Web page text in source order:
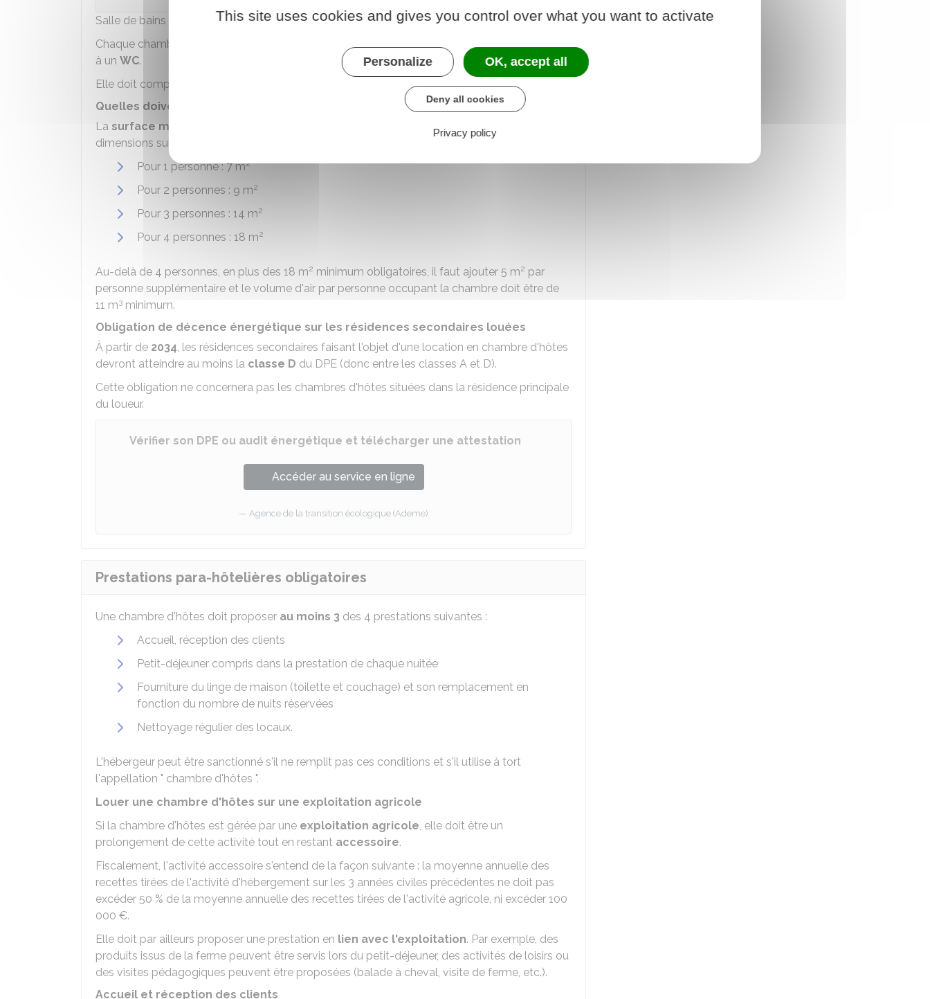
Salle de bains et sanitaires
Chaque chambre doit donner
(directement ou indirectement) à unesalle de bainset
à un WC.
Elle doit comporter au minimum 1 salle de bains et 1 sanitaire pour 5 personnes.
Quelles doivent être les dimensions de la chambre ?
La surface minimale
au sol de la chambre, hors installations sanitaires, doit respecter les
dimensions suivantes :
Pour 1 personne : 7 m2
Pour 2 personnes : 9 m2
Pour 3 personnes : 14 m2
Pour 4 personnes : 18 m2
Au-delà de 4 personnes, en plus des 18 m2 minimum obligatoires, il faut ajouter 5 m2 par
personne supplémentaire et le volume d'air par personne occupant la chambre doit être de
11 m3 minimum.
Obligation de décence énergétique sur les résidences secondaires louées
À partir de 2034, les résidences secondaires faisant l'objet d'une location en chambre d'hôtes
devront atteindre au moins la classe D du DPE (donc entre les classes A et D).
Cette obligation ne concernera pas les chambres d'hôtes situées dans la résidence principale
du loueur.
Vérifier son DPE ou audit énergétique et télécharger une attestation
Accéder au service en ligne
Agence de la transition écologique (Ademe)
Prestations para-hôtelières obligatoires
Une chambre d'hôtes doit proposer au moins 3 des 4 prestations suivantes :
Accueil, réception des clients
Petit-déjeuner compris dans la prestation de chaque nuitée
Fourniture du linge de maison (toilette et couchage) et son remplacement en
fonction du nombre de nuits réservées
Nettoyage régulier des locaux.
L'hébergeur peut être sanctionné s'il ne remplit pas ces conditions et s'il utilise à tort
l'appellation " chambre d'hôtes ".
Louer une chambre d'hôtes sur une exploitation agricole
Si la chambre d'hôtes est gérée par une exploitation agricole, elle doit être un
prolongement de cette activité tout en restant accessoire.
Fiscalement, l'activité accessoire s'entend de la façon suivante : la moyenne annuelle des
recettes tirées de l'activité d'hébergement sur les 3 années civiles précédentes ne doit pas
excéder 50 % de la moyenne annuelle des recettes tirées de l'activité agricole, ni excéder 100
000 €.
Elle doit par ailleurs proposer une prestation en lien avec l'exploitation. Par exemple, des
produits issus de la ferme peuvent être servis lors du petit-déjeuner, des activités de loisirs ou
des visites pédagogiques peuvent être proposées (balade à cheval, visite de ferme, etc.).
Accueil et réception des clients
This site uses cookies and gives you control over what you want to activate
Personalize OK, accept all
Deny all cookies
Privacy policy